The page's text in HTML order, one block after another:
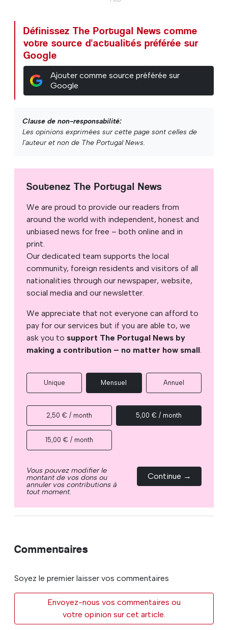
Définissez The Portugal News comme
votre source d'actualités préférée sur
Google
Ajouter comme source préférée sur
Google
Clause de non-responsabilité:
Les opinions exprimées sur cette page sont celles de
l'auteur et non de The Portugal News.
Soutenez The Portugal News
We are proud to provide our readers from
around the world with independent, honest and
unbiased news for free – both online and in
print.
Our dedicated team supports the local
community, foreign residents and visitors of all
nationalities through our newspaper, website,
social media and our newsletter.
We appreciate that not everyone can afford to
pay for our services but if you are able to, we
ask you to support The Portugal News by
making a contribution – no matter how small
Unique Mensuel Annuel
2,50 € / month 5,00 € / month
15,00 € / month
Vous pouvez modifier le
montant de vos dons ou
annuler vos contributions à
tout moment.
Continue →
Commentaires
Soyez le premier laisser vos commentaires
Envoyez-nous vos commentaires ou
votre opinion sur cet article.